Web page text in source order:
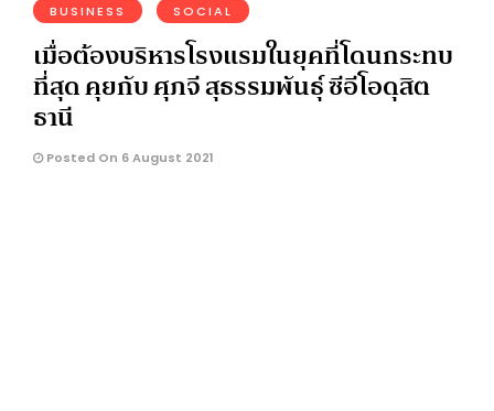
BUSINESS SOCIAL
เมื่อต้องบริหารโรงแรมในยุคที่โดนกระทบ
ที่สุด คุยกับ ศุภจี สุธรรมพันธุ์ ซีอีโอดุสิต
ธานี
Posted On 6 August 2021